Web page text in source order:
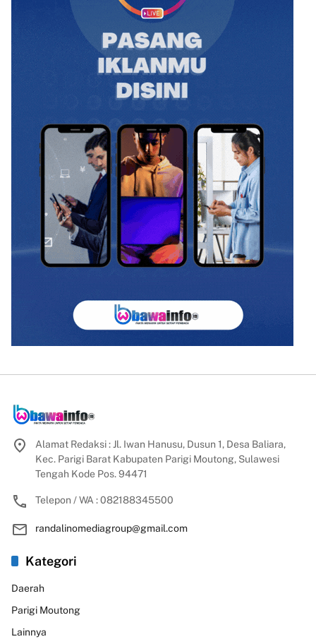
Alamat Redaksi : Jl. Iwan Hanusu, Dusun 1, Desa Baliara,
Kec. Parigi Barat Kabupaten Parigi Moutong, Sulawesi
Tengah Kode Pos. 94471
Telepon / WA : 082188345500
randalinomediagroup@gmail.com
Kategori
Daerah
Parigi Moutong
Lainnya